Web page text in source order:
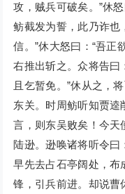
攻，贼兵可破矣。”休
鲂截发为誓，此乃诈也
信。”休大怒曰：“吾正
右推出斩之。众将告曰
且乞暂免。”休从之，
东关。时周鲂听知贾逵
言，则东吴败矣！今天
陆逊。逊唤诸将听令曰
早先去占石亭阔处，布
锋，引兵前进。却说曹